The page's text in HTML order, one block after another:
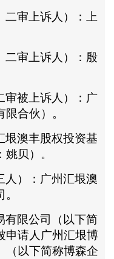
二审上诉人）：上
二审上诉人）：殷
审被上诉人）：广
合伙）。
垠澳丰股权投资基
贝）。
人）：广州汇垠澳
有限公司（以下简
申请人广州汇垠博
（以下简称博森企